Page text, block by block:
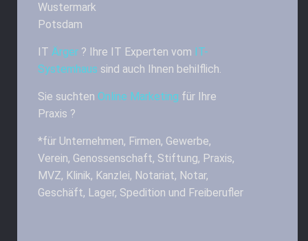
Wustermark
Potsdam
IT Ärger ? Ihre IT Experten vom IT-
Systemhaus sind auch Ihnen behilflich.
Sie suchten Online Marketing für Ihre
Praxis ?
*für Unternehmen, Firmen, Gewerbe,
Verein, Genossenschaft, Stiftung, Praxis,
MVZ, Klinik, Kanzlei, Notariat, Notar,
Geschäft, Lager, Spedition und Freiberufler